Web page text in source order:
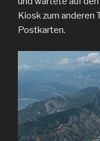
Kiosk zum anderen
Postkarten.